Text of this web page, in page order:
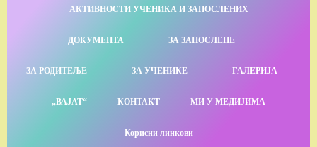
АКТИВНОСТИ УЧЕНИКА И ЗАПОСЛЕНИХ
ДОКУМЕНТА ЗА ЗАПОСЛЕНЕ
ЗА РОДИТЕЉЕ ЗА УЧЕНИКЕ ГАЛЕРИЈА
„ВАЈАТ“ КОНТАКТ МИ У МЕДИЈИМА
Корисни линкови